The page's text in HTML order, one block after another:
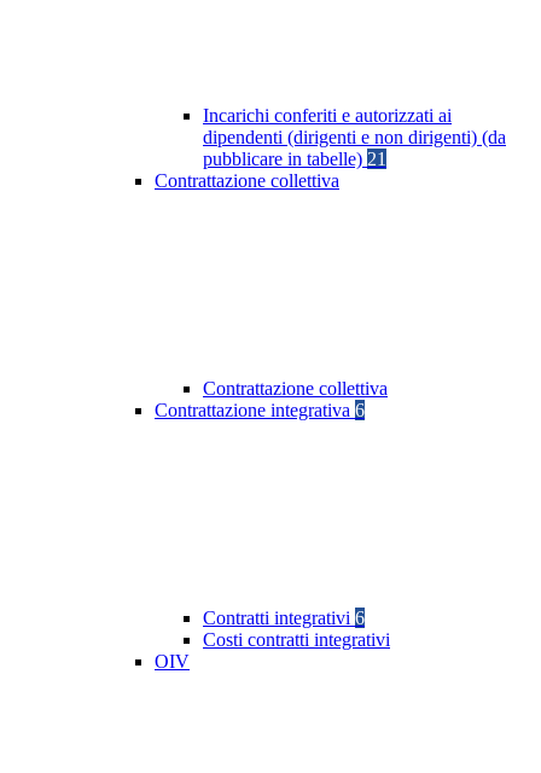
Incarichi conferiti e autorizzati ai
dipendenti (dirigenti e non dirigenti) (da
pubblicare in tabelle) 21
Contrattazione collettiva
Contrattazione collettiva
Contrattazione integrativa 6
Contratti integrativi 6
Costi contratti integrativi
OIV